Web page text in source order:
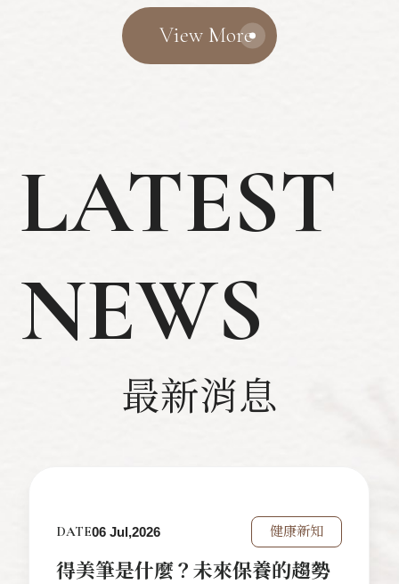
View More
LATEST
NEWS
最新消息
DATE06 Jul,2026 健康新知
得美筆是什麼？未來保養的趨勢